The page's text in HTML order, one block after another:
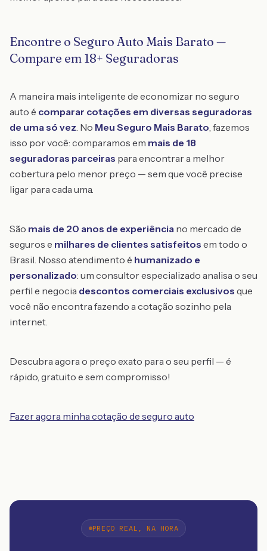
Encontre o Seguro Auto Mais Barato —
Compare em 18+ Seguradoras
A maneira mais inteligente de economizar no seguro
auto é comparar cotações em diversas seguradoras
de uma só vez. No Meu Seguro Mais Barato, fazemos
isso por você: comparamos em mais de 18
seguradoras parceiras para encontrar a melhor
cobertura pelo menor preço — sem que você precise
ligar para cada uma.
São mais de 20 anos de experiência no mercado de
seguros e milhares de clientes satisfeitos em todo o
Brasil. Nosso atendimento é humanizado e
personalizado: um consultor especializado analisa o seu
perfil e negocia descontos comerciais exclusivos que
você não encontra fazendo a cotação sozinho pela
internet.
Descubra agora o preço exato para o seu perfil — é
rápido, gratuito e sem compromisso!
Fazer agora minha cotação de seguro auto
PREÇO REAL, NA HORA